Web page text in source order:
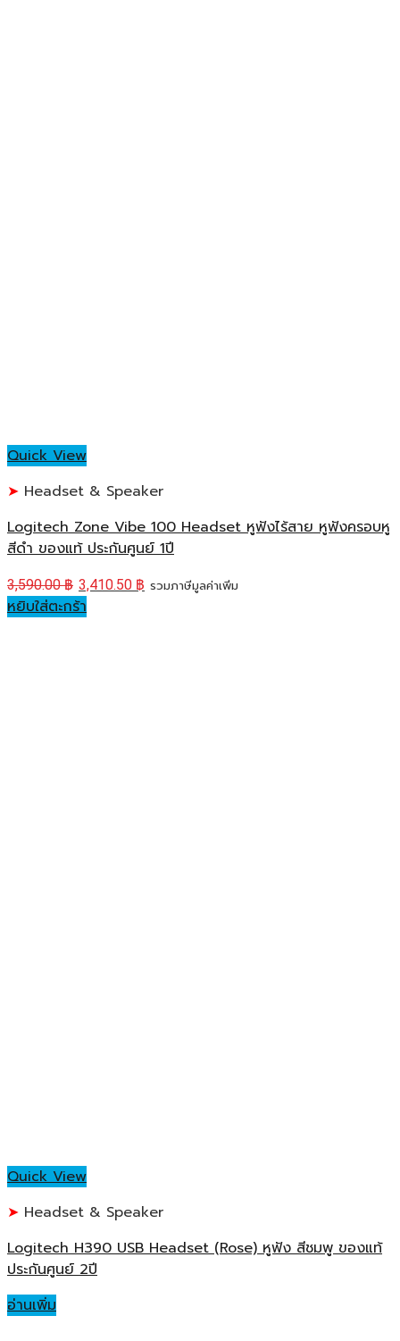
Quick View
Headset & Speaker
Logitech Zone Vibe 100 Headset หูฟังไร้สาย หูฟังครอบหู
สีดำ ของแท้ ประกันศูนย์ 1ปี
3,590.00฿ 3,410.50 ฿ รวมภาษีมูลค่าเพิ่ม
หยิบใส่ตะกร้า
Quick View
Headset & Speaker
Logitech H390 USB Headset (Rose) หูฟัง สีชมพู ของแท้
ประกันศูนย์ 2ปี
อ่านเพิ่ม